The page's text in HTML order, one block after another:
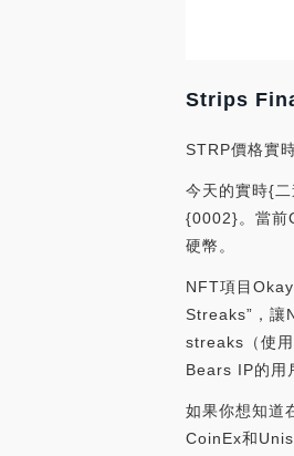
Strips
STRP價格實
今天的實時{
{0002}。當前
硬幣。
NFT項目
Streaks”，讓
streaks（使
Bears IP的用
如果你想知道
CoinEx和